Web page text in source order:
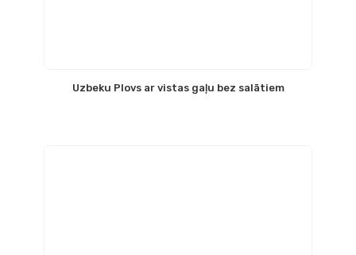
Uzbeku Plovs ar vistas gaļu bez salātiem